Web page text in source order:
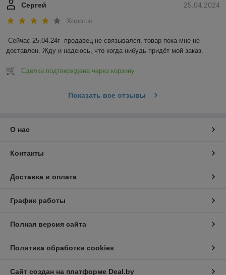
25.04.2024
Сергей
Хорошо
Сейчас 25.04.24г  продавец не связывался, товар пока мне не
доставлен. Жду и надеюсь, что когда нибудь придёт мой заказ.
Сделка подтверждена через корзину
Показать все отзывы
О нас
Контакты
Доставка и оплата
График работы
Полная версия сайта
Политика обработки cookies
Сайт создан на платформе Deal.by